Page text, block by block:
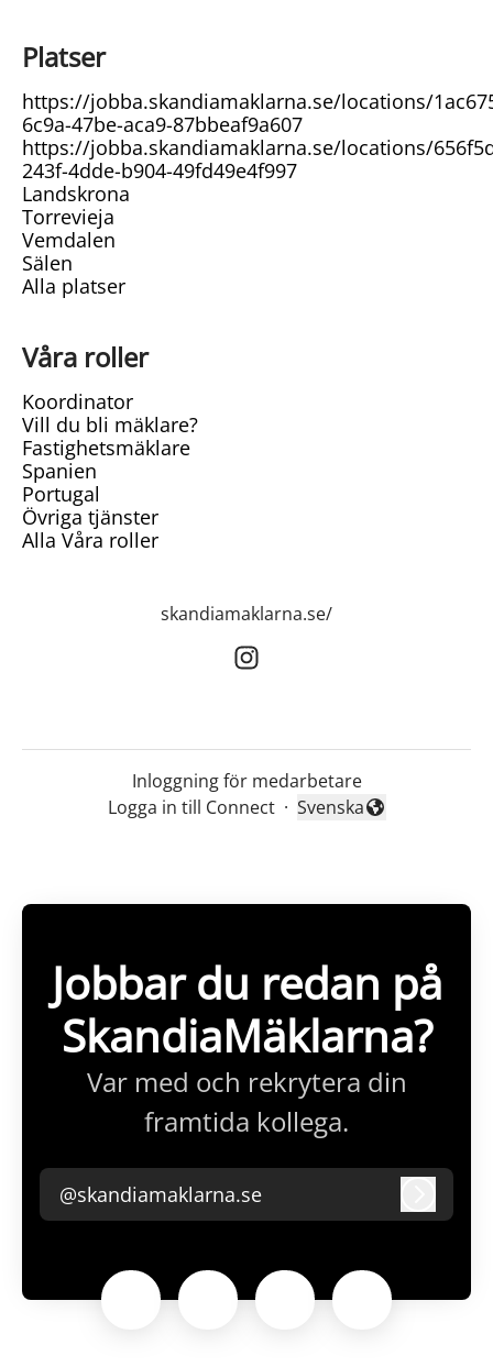
Platser
https://jobba.skandiamaklarna.se/locations/
6c9a-47be-aca9-87bbeaf9a607
https://jobba.skandiamaklarna.se/locations/
243f-4dde-b904-49fd49e4f997
Landskrona
Torrevieja
Vemdalen
Sälen
Alla platser
Våra roller
Koordinator
Vill du bli mäklare?
Fastighetsmäklare
Spanien
Portugal
Övriga tjänster
Alla Våra roller
skandiamaklarna.se/
Inloggning för medarbetare
Logga in till Connect · Byt språk
Svenska
Jobbar du redan på
SkandiaMäklarna?
Var med och rekrytera din
framtida kollega.
@skandiamaklarna.se